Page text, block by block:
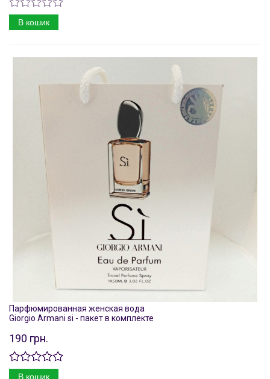
В кошик
Парфюмированная женская вода
Giorgio Armani si - пакет в комплекте
190 грн.
В кошик